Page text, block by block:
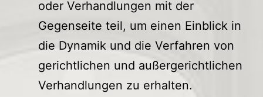
oder Verhandlungen mit der
Gegenseite teil, um einen Einblick in
die Dynamik und die Verfahren von
gerichtlichen und außergerichtlichen
Verhandlungen zu erhalten.